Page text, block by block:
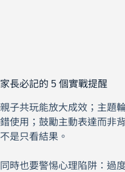
家長必記的 5 個實戰提醒
親子共玩能放大成效；主題
錯使用；鼓勵主動表達而非
不是只看結果。
同時也要警惕心理陷阱：過